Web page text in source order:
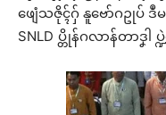
ဖျေံသဇိုၚ်ဂှ် နူဗော်ဂဥုပ်
SNLD ပ္တိုန်ဂလာန်တာဒၞ